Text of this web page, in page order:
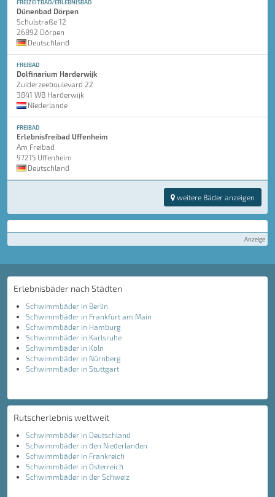
FREIZEITBAD/ERLEBNISBAD
Dünenbad Dörpen
Schulstraße 12
26892 Dörpen
Deutschland
FREIBAD
Dolfinarium Harderwijk
Zuiderzeeboulevard 22
3841 WB Harderwijk
Niederlande
FREIBAD
Erlebnisfreibad Uffenheim
Am Freibad
97215 Uffenheim
Deutschland
weitere Bäder anzeigen
Anzeige
Erlebnisbäder nach Städten
Schwimmbäder in Berlin
Schwimmbäder in Frankfurt am Main
Schwimmbäder in Hamburg
Schwimmbäder in Karlsruhe
Schwimmbäder in Köln
Schwimmbäder in Nürnberg
Schwimmbäder in Stuttgart
Rutscherlebnis weltweit
Schwimmbäder in Deutschland
Schwimmbäder in den Niederlanden
Schwimmbäder in Frankreich
Schwimmbäder in Österreich
Schwimmbäder in der Schweiz